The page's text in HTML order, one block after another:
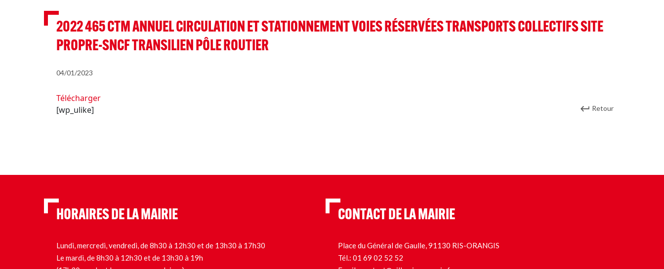
2022 465 CTM ANNUEL CIRCULATION ET STATIONNEMENT VOIES RÉSERVÉES TRANSPORTS COLLECTIFS SITE
PROPRE-SNCF TRANSILIEN PÔLE ROUTIER
04/01/2023
Télécharger
[wp_ulike]
Retour
HORAIRES DE LA MAIRIE
Lundi, mercredi, vendredi, de 8h30 à 12h30 et de 13h30 à 17h30
Le mardi, de 8h30 à 12h30 et de 13h30 à 19h
CONTACT DE LA MAIRIE
Place du Général de Gaulle, 91130 RIS-ORANGIS
Tél.: 01 69 02 52 52